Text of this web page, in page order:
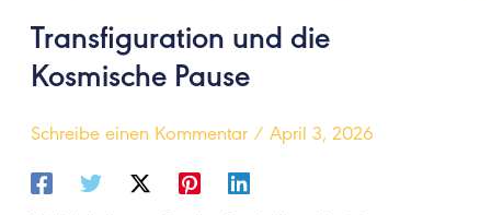
Transfiguration und die
Kosmische Pause
Schreibe einen Kommentar /April 3, 2026